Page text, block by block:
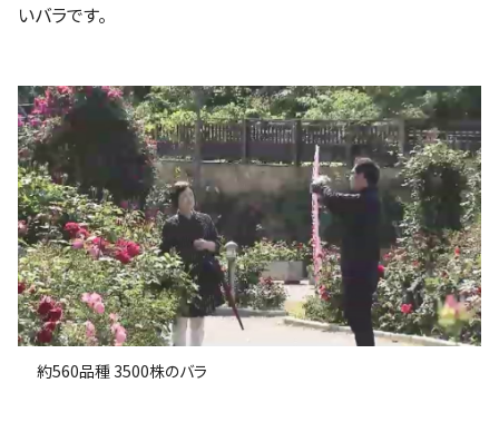
いバラです。
約560品種 3500株のバラ